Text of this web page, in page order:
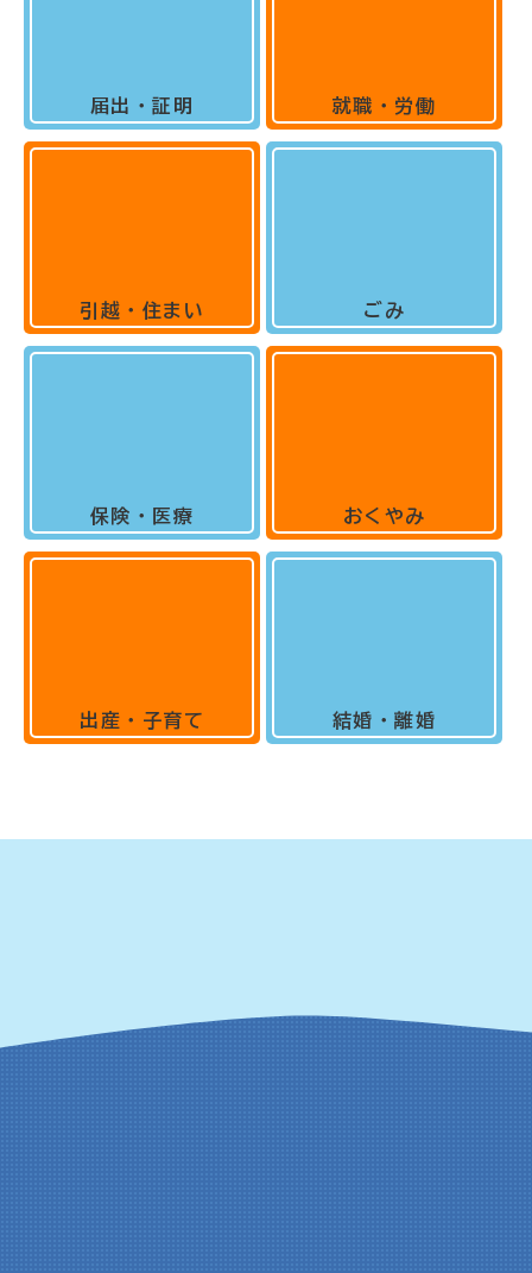
届出・証明
引越・住まい
保険・医療
出産・子育て
就職・労働
ごみ
おくやみ
結婚・離婚